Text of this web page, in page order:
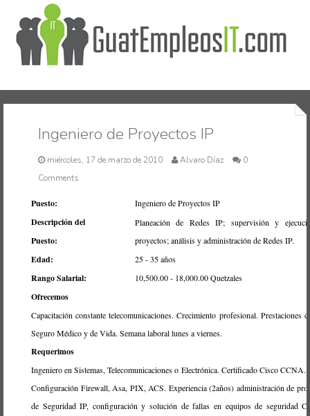
Inicio
Ingeniero de Proyectos IP
miércoles, 17 de marzo de 2010 Alvaro Díaz
0
Comments
Puesto: Ingeniero de Proyectos IP
Descripción del
Puesto:
Planeación de Redes IP; supervisión y
proyectos; análisis y administración de Redes IP.
Edad: 25 - 35 años
Rango Salarial: 10,500.00 - 18,000.00 Quetzales
Ofrecemos
Capacitación constante telecomunicaciones. Crecimiento profesional. Prestaciones
Seguro Médico y de Vida. Semana laboral lunes a viernes.
Requerimos
Ingeniero en Sistemas, Telecomunicaciones o Electrónica. Certificado Cisco CCNA.
Configuración Firewall, Asa, PIX, ACS. Experiencia (2años) administración de
de Seguridad IP, configuración y solución de fallas en equipos de seguridad